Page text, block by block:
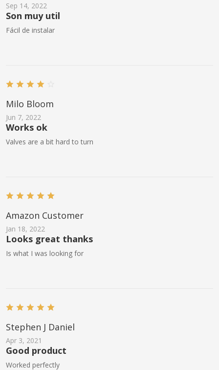
Sep 14, 2022
Son muy util
Fácil de instalar
Milo Bloom
Jun 7, 2022
Works ok
Valves are a bit hard to turn
Amazon Customer
Jan 18, 2022
Looks great thanks
Is what I was looking for
Stephen J Daniel
Apr 3, 2021
Good product
Worked perfectly